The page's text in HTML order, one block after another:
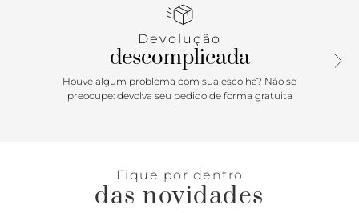
superiores contornam o tornozelo e fecham em fivela
Devolução
descomplicada
Houve algum problema com sua escolha? Não se
preocupe: devolva seu pedido de forma gratuita
Fique por dentro
das novidades